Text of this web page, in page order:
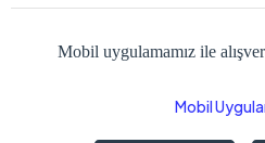
Mobil uygulamamız ile
Mobil